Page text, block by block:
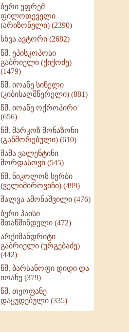
ქადაგებანი გაბრიელ
ეპისკოპოსისა - II ტომი
(370)
სულიერი ცხოვრების
სახელმძღვანელო -
ნაწილი II (369)
ღმერთი და ადამიანები
(287)
ბერის დიადემა (278)
მონაზვნური
გამოცდილების
ოთხი ასეული თავი
სიყვარულის შესახებ
(259)
ბერი ეფრემ
ფილოთეველი
(არიზონელი) (2390)
სხვა ავტორი (2682)
წმ. ეპისკოპოსი
გაბრიელი (ქიქოძე)
(1479)
წმ. იოანე სინელი
(კიბისაღმწერელი) (881)
წმ. იოანე ოქროპირი
(656)
წმ. მარკოზ მონაზონი
(განშორებული) (610)
მამა ვალენტინი
მორდასოვი (545)
წმ. ნიკოლოზ სერბი
(ველიმიროვიჩი) (499)
შალვა ამონაშვილი (476)
ბერი პაისი
მთაწმინდელი (472)
არქიმანდრიტი
გაბრიელი (ურგებაძე)
(442)
წმ. ბარსანოფი დიდი და
იოანე (379)
წმ. თეოფანე
დაყუდებული (335)